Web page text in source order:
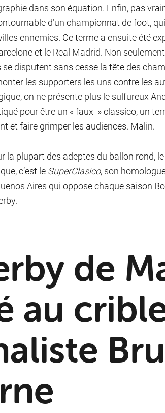
dans son équation. Enfin, pas
d’un championnat de foot,
ennemies. Ce terme a ensuite été
et le Real Madrid. Non
disputent sans cesse la tête des
les supporters les uns contre les
on ne présente plus le sulfureux
pour être un « faux » classico, un
et faire grimper les audiences. Malin.
la plupart des adeptes du ballon rond, le
c’est le SuperClasico, son
Aires qui oppose chaque saison
de
au